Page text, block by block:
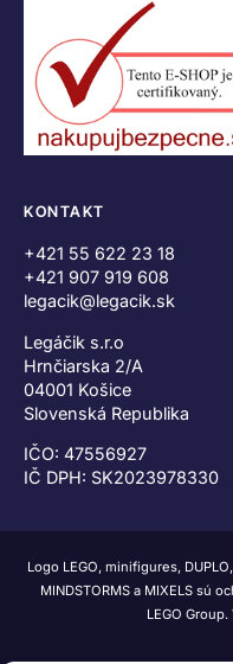
KONTAKT
+421 55 622 23 18
+421 907 919 608
legacik@legacik.sk
Legáčik s.r.o
Hrnčiarska 2/A
04001 Košice
Slovenská Republika
IČO: 47556927
IČ DPH: SK2023978330
Logo LEGO, minifigures,
MINDSTORMS a MIXELS sú
LEGO